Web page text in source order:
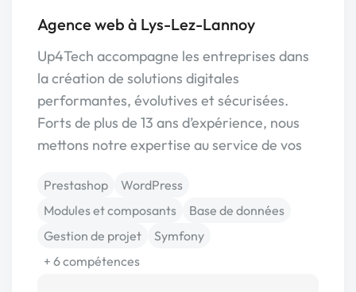
Agence web à Lys-Lez-Lannoy
Up4Tech accompagne les entreprises dans
la création de solutions digitales
performantes, évolutives et sécurisées.
Forts de plus de 13 ans d’expérience, nous
mettons notre expertise au service de vos
Prestashop
WordPress
Modules et composants
Base de données
Gestion de projet
Symfony
+ 6 compétences